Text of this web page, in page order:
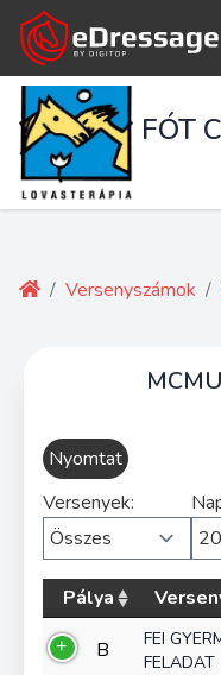
FÓT
/ Versenyszámok /
Nyomtat
Versenyek:
Pálya
B
FEI
FELADAT